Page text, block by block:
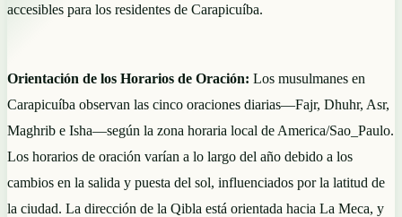
accesibles para los residentes de Carapicuíba.
Orientación de los Horarios de Oración: Los musulmanes en
Carapicuíba observan las cinco oraciones diarias—Fajr, Dhuhr, Asr,
Maghrib e Isha—según la zona horaria local de America/Sao_Paulo.
Los horarios de oración varían a lo largo del año debido a los
cambios en la salida y puesta del sol, influenciados por la latitud de
la ciudad. La dirección de la Qibla está orientada hacia La Meca, y